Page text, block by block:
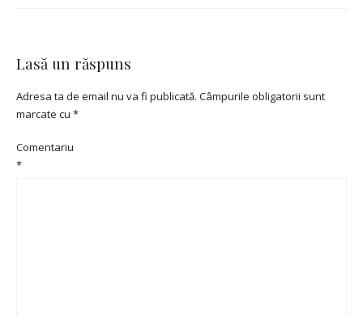
Lasă un răspuns
Adresa ta de email nu va fi publicată. Câmpurile obligatorii sunt
marcate cu *
Comentariu
*